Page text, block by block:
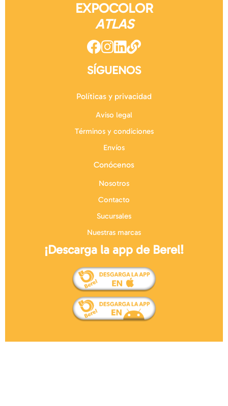
EXPOCOLOR
ATLAS
SÍGUENOS
Políticas y privacidad
Aviso legal
Términos y condiciones
Envíos
Conócenos
Nosotros
Contacto
Sucursales
Nuestras marcas
¡Descarga la app de Berel!